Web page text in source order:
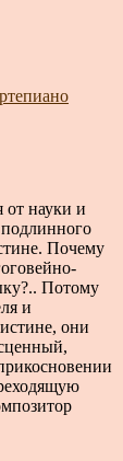
от науки и
Почему
Потому
и
они